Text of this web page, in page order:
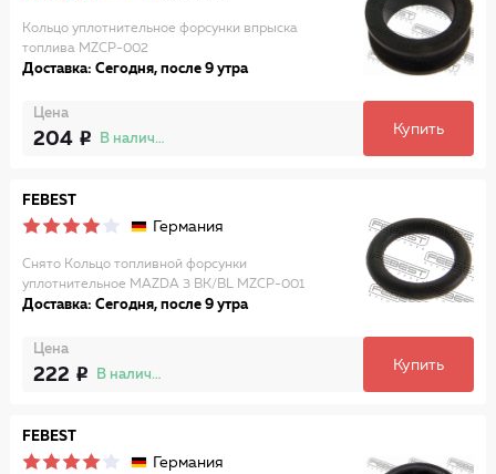
Кольцо уплотнительное форсунки впрыска
топлива MZCP-002
Доставка: Сегодня, после 9 утра
Цена
204 В наличии
Купить
FEBEST
Германия
Снято Кольцо топливной форсунки
уплотнительное MAZDA 3 BK/BL MZCP-001
Доставка: Сегодня, после 9 утра
Цена
222 В наличии
Купить
FEBEST
Германия